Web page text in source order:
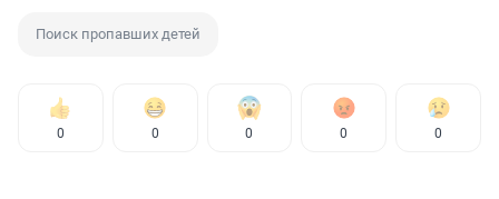
Поиск пропавших детей
0 0 0 0 0